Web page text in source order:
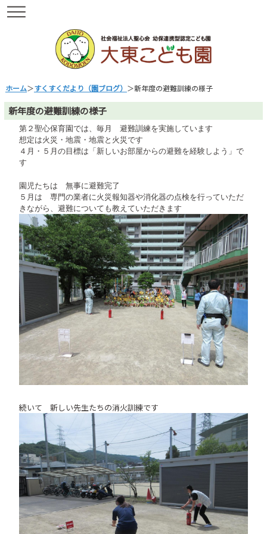
ホーム＞すくすくだより（園ブログ） ＞新年度の避難訓練の様子
新年度の避難訓練の様子
第２聖心保育園では、毎月 避難訓練を実施しています
想定は火災・地震・地震と火災です
４月・５月の目標は「新しいお部屋からの避難を経験しよう」で
す
園児たちは 無事に避難完了
５月は 専門の業者に火災報知器や消化器の点検を行っていただ
きながら、避難についても教えていただきます
続いて 新しい先生たちの消火訓練です